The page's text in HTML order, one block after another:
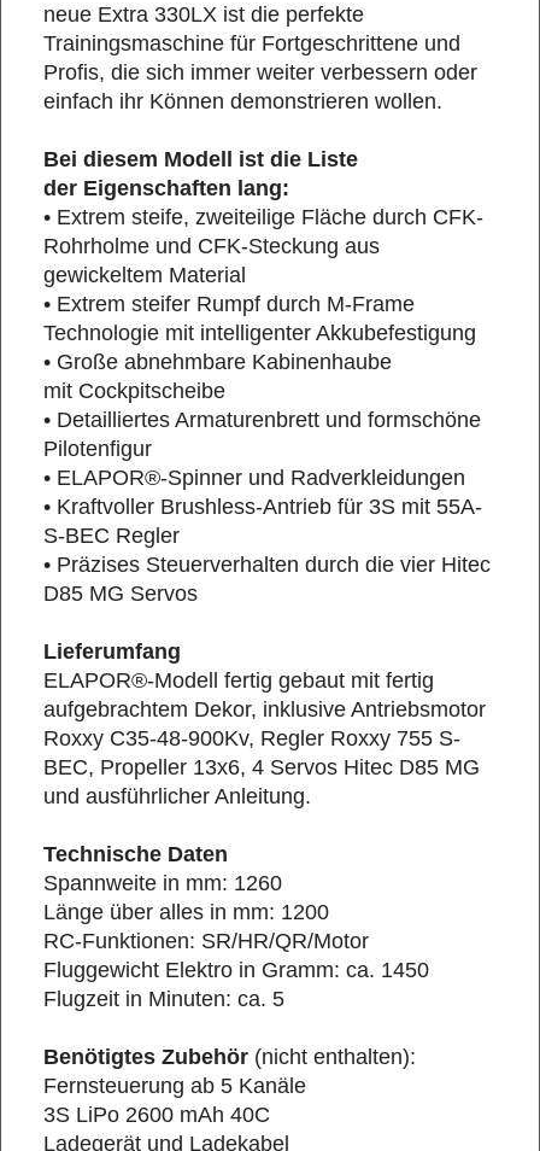
neue Extra 330LX ist die perfekte
Trainingsmaschine für Fortgeschrittene und
Profis, die sich immer weiter verbessern oder
einfach ihr Können demonstrieren wollen.
Bei diesem Modell ist die Liste
der Eigenschaften lang:
• Extrem steife, zweiteilige Fläche durch CFK-
Rohrholme und CFK-Steckung aus
gewickeltem Material
• Extrem steifer Rumpf durch M-Frame
Technologie mit intelligenter Akkubefestigung
• Große abnehmbare Kabinenhaube
mit Cockpitscheibe
• Detailliertes Armaturenbrett und formschöne
Pilotenfigur
• ELAPOR®-Spinner und Radverkleidungen
• Kraftvoller Brushless-Antrieb für 3S mit 55A-
S-BEC Regler
• Präzises Steuerverhalten durch die vier Hitec
D85 MG Servos
Lieferumfang
ELAPOR®-Modell fertig gebaut mit fertig
aufgebrachtem Dekor, inklusive Antriebsmotor
Roxxy C35-48-900Kv, Regler Roxxy 755 S-
BEC, Propeller 13x6, 4 Servos Hitec D85 MG
und ausführlicher Anleitung.
Technische Daten
Spannweite in mm: 1260
Länge über alles in mm: 1200
RC-Funktionen: SR/HR/QR/Motor
Fluggewicht Elektro in Gramm: ca. 1450
Flugzeit in Minuten: ca. 5
Benötigtes Zubehör (nicht enthalten):
Fernsteuerung ab 5 Kanäle
3S LiPo 2600 mAh 40C
Ladegerät und Ladekabel